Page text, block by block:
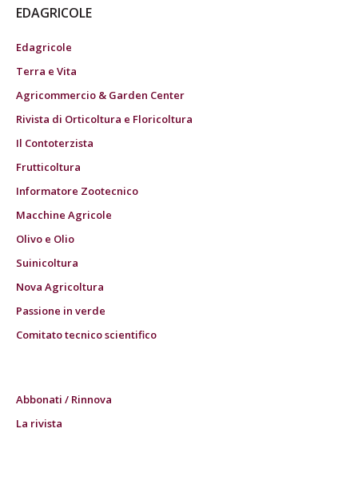
EDAGRICOLE
Edagricole
Terra e Vita
Agricommercio & Garden Center
Rivista di Orticoltura e Floricoltura
Il Contoterzista
Frutticoltura
Informatore Zootecnico
Macchine Agricole
Olivo e Olio
Suinicoltura
Nova Agricoltura
Passione in verde
Comitato tecnico scientifico
Abbonati / Rinnova
La rivista